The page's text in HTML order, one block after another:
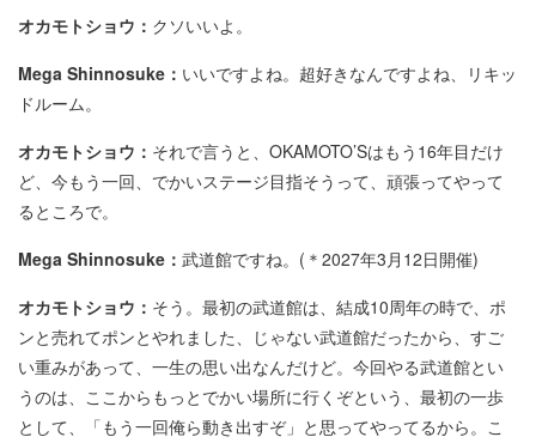
オカモトショウ： クソいいよ。
Mega Shinnosuke： いいですよね。超好きなんですよね、リキッ
ドルーム。
オカモトショウ： それで言うと、OKAMOTO’Sはもう16年目だけ
ど、今もう一回、でかいステージ目指そうって、頑張ってやって
るところで。
Mega Shinnosuke： 武道館ですね。(＊2027年3月12日開催)
オカモトショウ： そう。最初の武道館は、結成10周年の時で、ポ
ンと売れてポンとやれました、じゃない武道館だったから、すご
い重みがあって、一生の思い出なんだけど。今回やる武道館とい
うのは、ここからもっとでかい場所に行くぞという、最初の一歩
として、「もう一回俺ら動き出すぞ」と思ってやってるから。こ